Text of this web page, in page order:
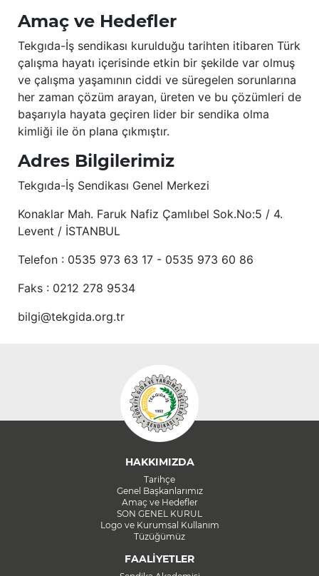
Amaç ve Hedefler
Tekgıda-İş sendikası kurulduğu tarihten itibaren Türk
çalışma hayatı içerisinde etkin bir şekilde var olmuş
ve çalışma yaşamının ciddi ve süregelen sorunlarına
her zaman çözüm arayan, üreten ve bu çözümleri de
başarıyla hayata geçiren lider bir sendika olma
kimliği ile ön plana çıkmıştır.
Adres Bilgilerimiz
Tekgıda-İş Sendikası Genel Merkezi
Konaklar Mah. Faruk Nafiz Çamlıbel Sok.No:5 / 4.
Levent / İSTANBUL
Telefon : 0535 973 63 17 - 0535 973 60 86
Faks : 0212 278 9534
bilgi@tekgida.org.tr
HAKKIMIZDA
Tarihçe
Genel Başkanlarımız
Amaç ve Hedefler
SON GENEL KURUL
Logo ve Kurumsal Kullanım
Tüzüğümüz
FAALİYETLER